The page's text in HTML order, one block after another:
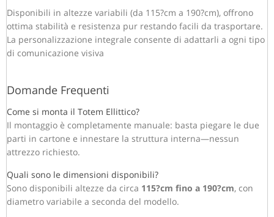
Disponibili in altezze variabili (da 115?cm a 190?cm), offrono
ottima stabilità e resistenza pur restando facili da trasportare.
La personalizzazione integrale consente di adattarli a ogni tipo
di comunicazione visiva
Domande Frequenti
Come si monta il Totem Ellittico?
Il montaggio è completamente manuale: basta piegare le due
parti in cartone e innestare la struttura interna—nessun
attrezzo richiesto.
Quali sono le dimensioni disponibili?
Sono disponibili altezze da circa 115?cm fino a 190?cm, con
diametro variabile a seconda del modello.